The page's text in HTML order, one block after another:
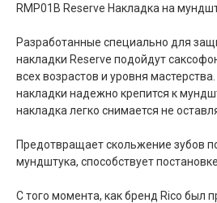
RMP01B Reserve Накладка на
Разработанные специально для
накладки Reserve подойдут
всех возрастов и уровня
накладки надежно крепится к
накладка легко снимается не
Предотвращает скольжение зубов
мундштука, способствует
С того момента, как бренд Rico был